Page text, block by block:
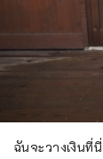
ฉันจะวางเงินที่นี่